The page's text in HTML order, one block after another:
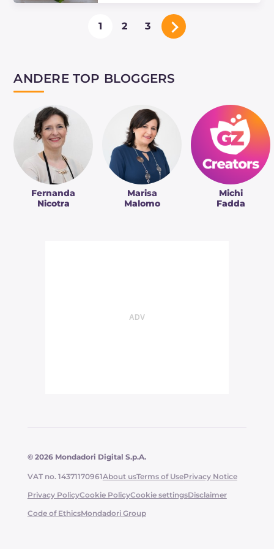
Die Zitronenkekse ohne Butter sind
köstliche, aromatische und weiche
Kekse, ideal für die Teestunde.
1 2 3
ANDERE TOP BLOGGERS
Fernanda
Nicotra
Marisa
Malomo
Michi
Fadda
© 2026 Mondadori Digital S.p.A.
VAT no. 14371170961About usTerms of UsePrivacy Notice
Privacy PolicyCookie PolicyCookie settingsDisclaimer
Code of EthicsMondadori Group